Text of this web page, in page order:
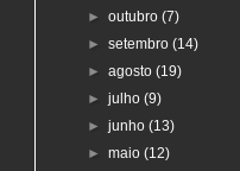
►outubro(7)
►setembro(14)
►agosto(19)
►julho(9)
►junho(13)
►maio(12)